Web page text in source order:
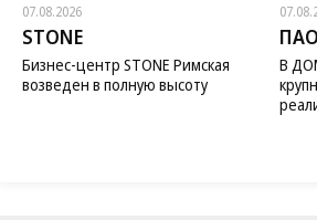
07.08.2026
STONE
Бизнес-центр STONE Римская
возведен в полную высоту
В